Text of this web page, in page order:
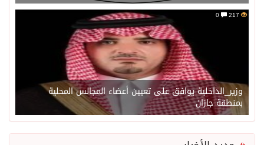
217
وزير_الداخلية يوافق على تعيين أعضاء المجالس المحلية
بمنطقة جازان